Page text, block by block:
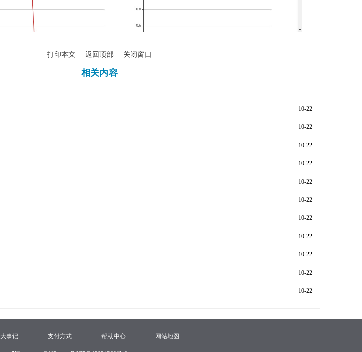
打印本文 返回顶部 关闭窗口
相关内容
10-22
10-22
10-22
10-22
10-22
10-22
10-22
10-22
10-22
10-22
10-22
大事记 支付方式 帮助中心 网站地图